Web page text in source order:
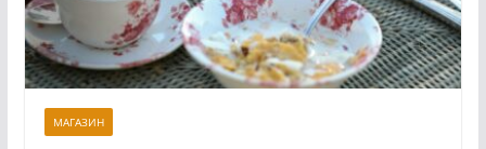
МАГАЗИН